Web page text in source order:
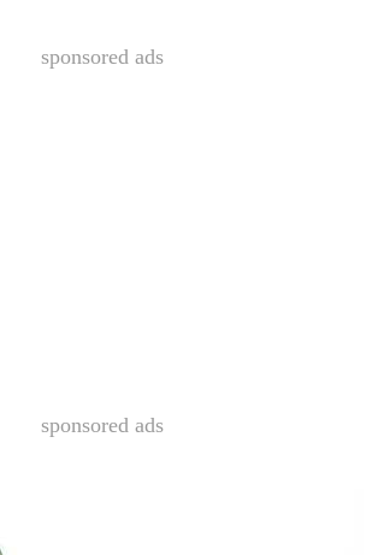
sponsored ads
sponsored ads